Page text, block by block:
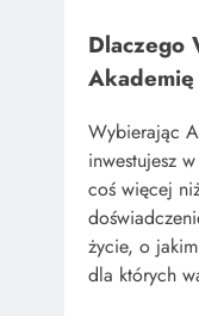
Dlaczego
Wybierając
inwestujesz
coś więcej
życie, o
dla których